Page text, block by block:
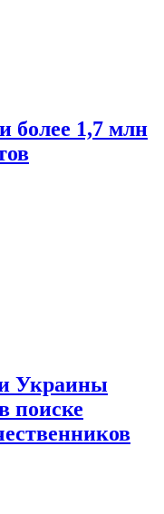
более 1,7 млн
Украины
поиске